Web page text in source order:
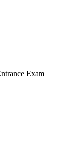
Exam